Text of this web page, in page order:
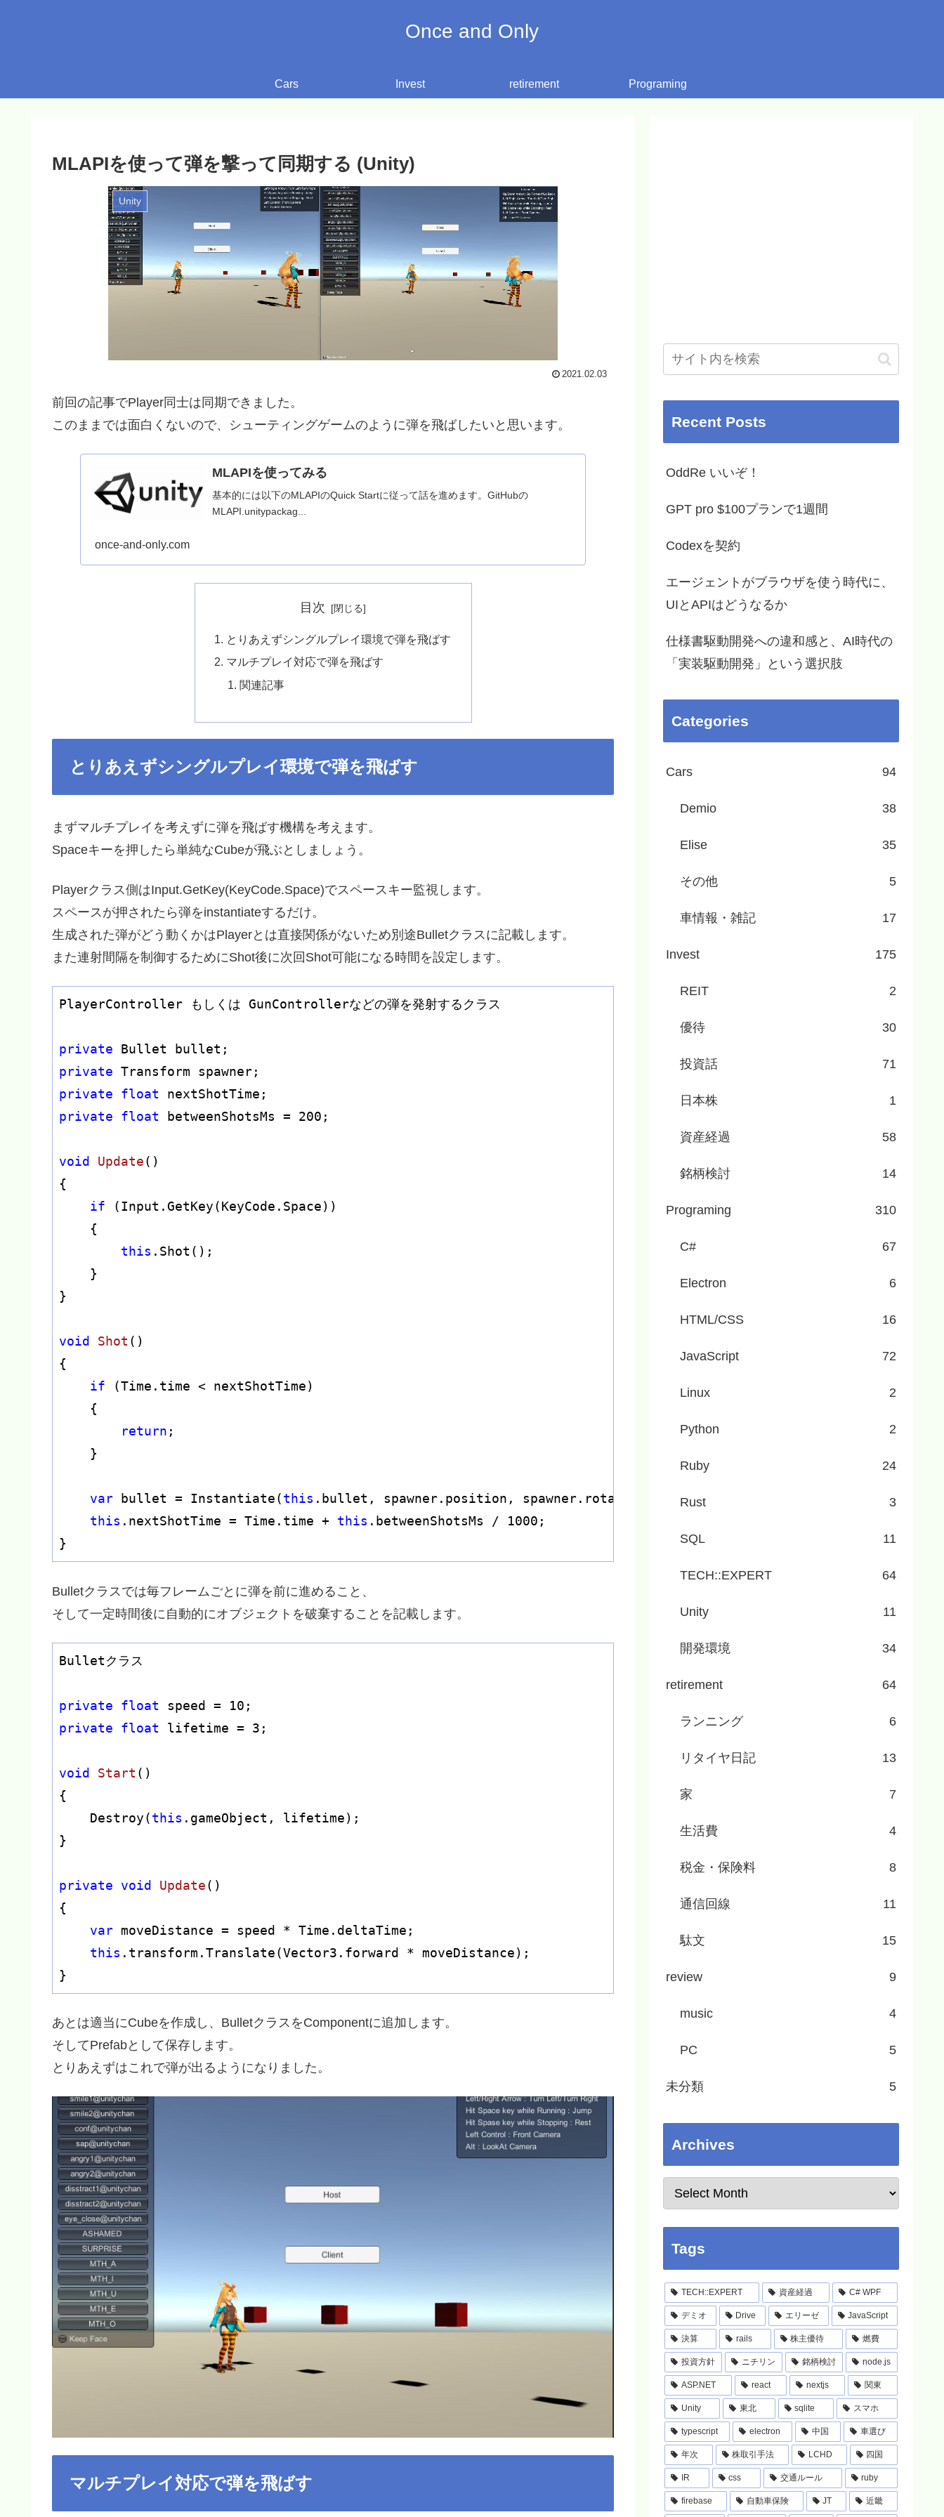
Once and Only
Cars Invest retirement Programing
MLAPIを使って弾を撃って同期する (Unity)
Unity
2021.02.03
前回の記事でPlayer同士は同期できました。
このままでは面白くないので、シューティングゲームのように弾を飛ばしたいと思います。
MLAPIを使ってみる
基本的には以下のMLAPIのQuick Startに従って話を進めます。GitHubの
MLAPI.unitypackag...
once-and-only.com
目次
とりあえずシングルプレイ環境で弾を飛ばす
マルチプレイ対応で弾を飛ばす
関連記事
とりあえずシングルプレイ環境で弾を飛ばす
まずマルチプレイを考えずに弾を飛ばす機構を考えます。
Spaceキーを押したら単純なCubeが飛ぶとしましょう。
Playerクラス側はInput.GetKey(KeyCode.Space)でスペースキー監視します。
スペースが押されたら弾をinstantiateするだけ。
生成された弾がどう動くかはPlayerとは直接関係がないため別途Bulletクラスに記載します。
また連射間隔を制御するためにShot後に次回Shot可能になる時間を設定します。
PlayerController もしくは GunControllerなどの弾を発射するクラス
private
private
private
float
private
float betweenShotsMs = 200 ;
void Update( )
{
if (Input.GetKey(KeyCode.Space))
    {
this .Shot();
    }
}
void Shot ( )
{
if (Time.time < nextShotTime)
    {
return ;
    }
var bullet = Instantiate(this .bullet, spawner.position, spawner.rotation)
bullet ;
this .nextShotTime = Time.time + this .betweenShotsMs / 1000 ;
}
Bulletクラスでは毎フレームごとに弾を前に進めること、
そして一定時間後に自動的にオブジェクトを破棄することを記載します。
Bulletクラス
private float speed = 10
private
float lifetime = 3 ;
void Start ()
{
    Destroy(
this .gameObject, lifetime);
}
private void Update()
{
var moveDistance = speed * Time.deltaTime;
this .transform.Translate(Vector3.forward * moveDistance);
}
あとは適当にCubeを作成し、BulletクラスをComponentに追加します。
そしてPrefabとして保存します。
とりあえずはこれで弾が出るようになりました。
マルチプレイ対応で弾を飛ばす
Recent Posts
OddRe いいぞ！
GPT pro $100プランで1週間
Codexを契約
エージェントがブラウザを使う時代に、
UIとAPIはどうなるか
仕様書駆動開発への違和感と、AI時代の
「実装駆動開発」という選択肢
Categories
Cars 94
Demio 38
Elise 35
その他 5
車情報・雑記 17
Invest 175
REIT 2
優待 30
投資話 71
日本株 1
資産経過 58
銘柄検討 14
Programing 310
C# 67
Electron 6
HTML/CSS 16
JavaScript 72
Linux 2
Python 2
Ruby 24
Rust 3
SQL 11
TECH::EXPERT 64
Unity 11
開発環境 34
retirement 64
ランニング 6
リタイヤ日記 13
家 7
生活費 4
税金・保険料 8
通信回線 11
駄文 15
review 9
music 4
PC 5
未分類 5
Archives
Tags
TECH::EXPERT 資産経過 C# WPF
デミオ Drive エリーゼ JavaScript
決算 rails 株主優待 燃費
投資方針 ニチリン 銘柄検討 node.js
ASP.NET react nextjs 関東
Unity 東北 sqlite スマホ
typescript electron 中国 車選び
年次 株取引手法 LCHD 四国
IR css 交通ルール ruby
firebase 自動車保険 JT 近畿